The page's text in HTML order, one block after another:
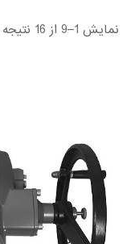
نمایش 1–9 از 16 نتیجه